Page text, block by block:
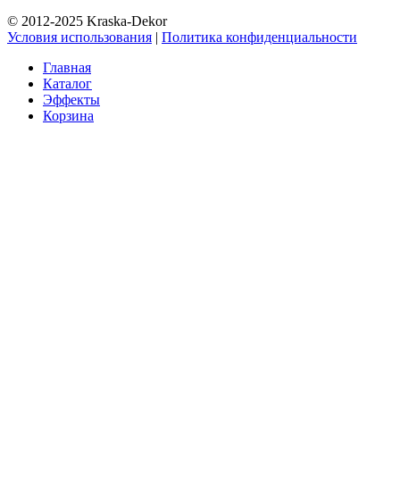
© 2012-2025 Kraska-Dekor
Условия использования
Политика конфиденциальности
Главная
Каталог
Эффекты
Корзина